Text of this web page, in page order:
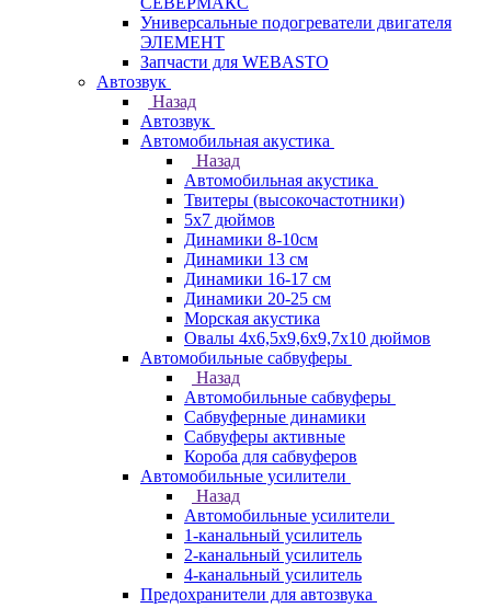
Универсальные подогреватели двигателя
ЭЛЕМЕНТ
Запчасти для WEBASTO
Автозвук
Назад
Автозвук
Автомобильная акустика
Назад
Автомобильная акустика
Твитеры (высокочастотники)
5x7 дюймов
Динамики 8-10см
Динамики 13 см
Динамики 16-17 см
Динамики 20-25 см
Морская акустика
Овалы 4х6,5х9,6x9,7х10 дюймов
Автомобильные сабвуферы
Назад
Автомобильные сабвуферы
Сабвуферные динамики
Сабвуферы активные
Короба для сабвуферов
Автомобильные усилители
Назад
Автомобильные усилители
1-канальный усилитель
2-канальный усилитель
4-канальный усилитель
Предохранители для автозвука